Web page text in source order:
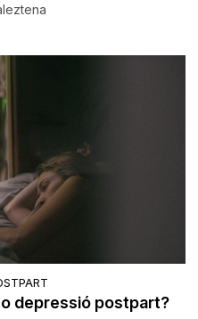
depressió postpart?